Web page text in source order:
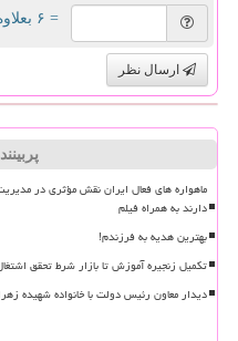
= ۶ بعلاوه ۱
ارسال نظر
ماهواره های فعال ایران نقش مؤثری در
دارند به همراه فیلم
بهترین هدیه به فرزندم!
تکمیل زنجیره آموزش تا بازار شرط تحقق
دیدار معاون رئیس دولت با خانواده شهیده